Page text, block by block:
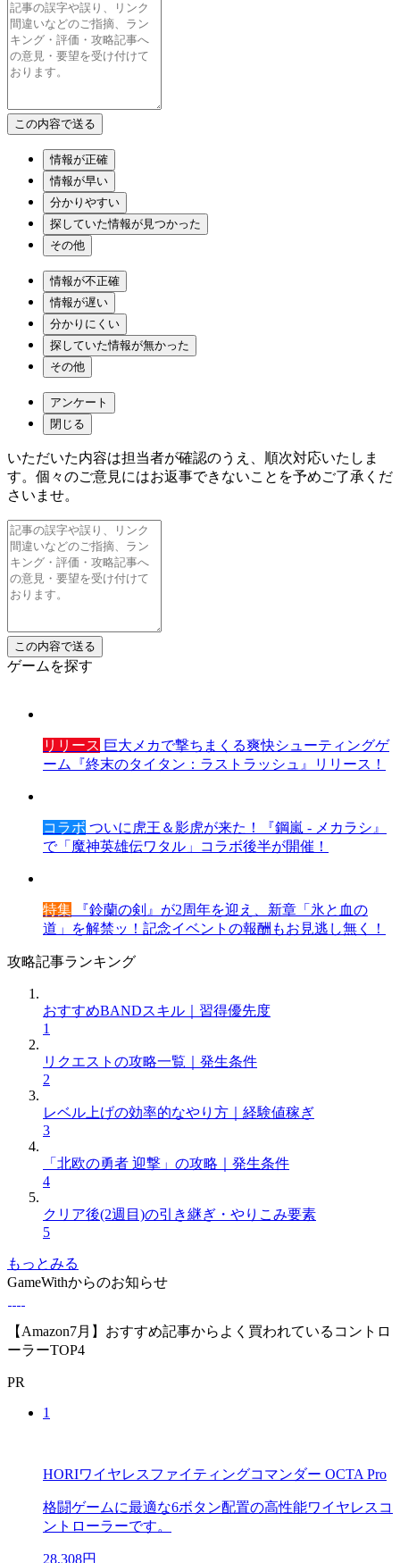
情報が正確
情報が早い
分かりやすい
探していた情報が見つかった
その他
情報が不正確
情報が遅い
分かりにくい
探していた情報が無かった
その他
アンケート
閉じる
いただいた内容は担当者が確認のうえ、順次対応いたしま
す。個々のご意見にはお返事できないことを予めご了承くだ
さいませ。
ゲームを探す
リリース 巨大メカで撃ちまくる爽快シューティングゲ
ーム『終末のタイタン：ラストラッシュ』リリース！
コラボ ついに虎王＆影虎が来た！『鋼嵐 - メカラシ』
で「魔神英雄伝ワタル」コラボ後半が開催！
特集 『鈴蘭の剣』が2周年を迎え、新章「氷と血の
道」を解禁ッ！記念イベントの報酬もお見逃し無く！
攻略記事ランキング
おすすめBANDスキル｜習得優先度
1
リクエストの攻略一覧｜発生条件
2
レベル上げの効率的なやり方｜経験値稼ぎ
3
「北欧の勇者 迎撃」の攻略｜発生条件
4
クリア後(2週目)の引き継ぎ・やりこみ要素
5
もっとみる
GameWithからのお知らせ
【Amazon7月】おすすめ記事からよく買われているコントロ
ーラーTOP4
PR
1
HORIワイヤレスファイティングコマンダー OCTA Pro
格闘ゲームに最適な6ボタン配置の高性能ワイヤレスコ
ントローラーです。
28,308円